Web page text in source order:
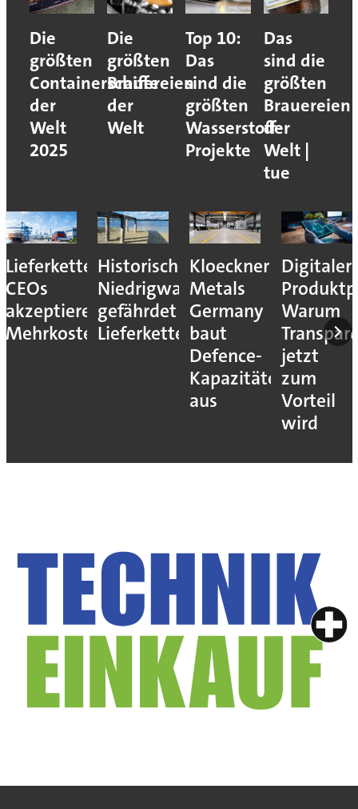
Die
größten
Containerschiffe
der
Welt
2025
Die
größten
Brauereien
der
Welt
Top 10:
Das
sind die
größten
Wasserstoff-
Projekte
Das
sind die
größten
Brauereien
der
Welt |
tue
Lieferkettenresilienz:
CEOs
akzeptieren
Mehrkosten
Historisches
Niedrigwasser
gefährdet
Lieferketten
Kloeckner
Metals
Germany
baut
Defence-
Kapazitäten
aus
Digitaler
Warum
jetzt
zum
Vorteil
wird